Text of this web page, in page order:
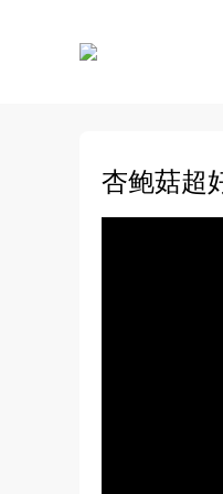
杏鲍菇超